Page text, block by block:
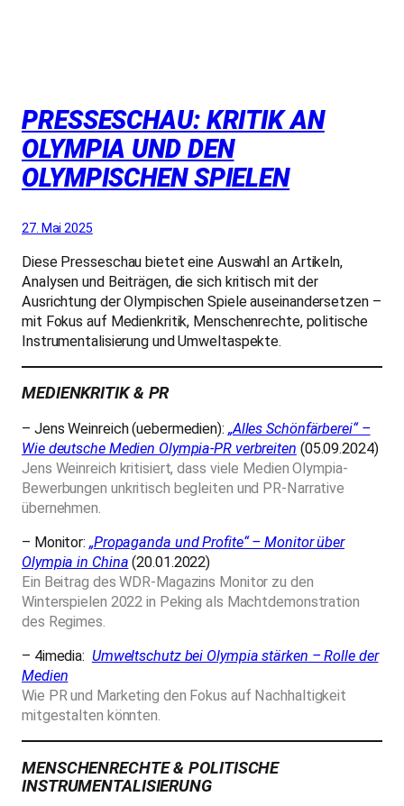
PRESSESCHAU: KRITIK AN
OLYMPIA UND DEN
OLYMPISCHEN SPIELEN
27. Mai 2025
Diese Presseschau bietet eine Auswahl an Artikeln,
Analysen und Beiträgen, die sich kritisch mit der
Ausrichtung der Olympischen Spiele auseinandersetzen –
mit Fokus auf Medienkritik, Menschenrechte, politische
Instrumentalisierung und Umweltaspekte.
MEDIENKRITIK & PR
– Jens Weinreich (uebermedien): „Alles Schönfärberei“ –
Wie deutsche Medien Olympia-PR verbreiten (05.09.2024)
Jens Weinreich kritisiert, dass viele Medien Olympia-
Bewerbungen unkritisch begleiten und PR-Narrative
übernehmen.
– Monitor: „Propaganda und Profite“ – Monitor über
Olympia in China (20.01.2022)
Ein Beitrag des WDR-Magazins Monitor zu den
Winterspielen 2022 in Peking als Machtdemonstration
des Regimes.
– 4imedia: Umweltschutz bei Olympia stärken – Rolle der
Medien
Wie PR und Marketing den Fokus auf Nachhaltigkeit
mitgestalten könnten.
MENSCHENRECHTE & POLITISCHE
INSTRUMENTALISIERUNG